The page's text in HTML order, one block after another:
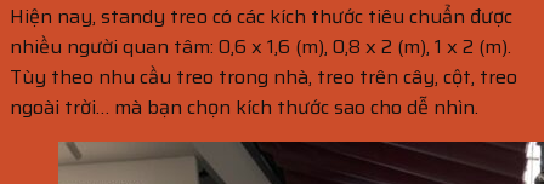
Hiện nay, standy treo có các kích thước tiêu chuẩn được
nhiều người quan tâm: 0,6 x 1,6 (m), 0,8 x 2 (m), 1 x 2 (m).
Tùy theo nhu cầu treo trong nhà, treo trên cây, cột, treo
ngoài trời… mà bạn chọn kích thước sao cho dễ nhìn.